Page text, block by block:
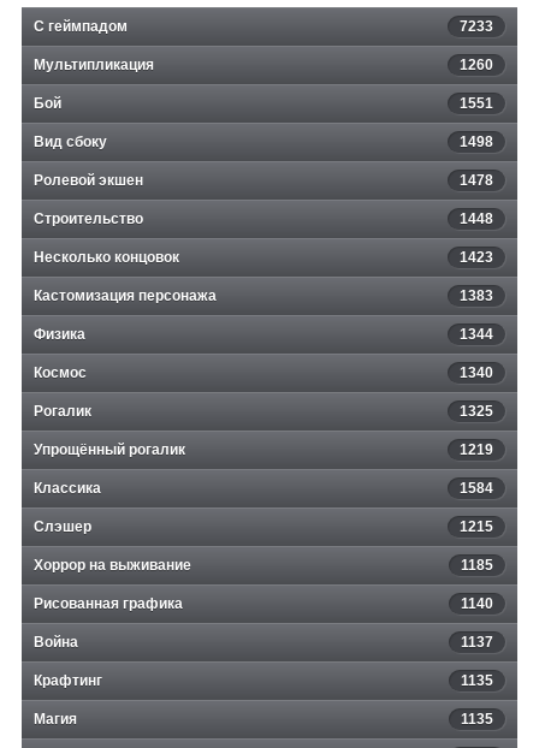
С геймпадом 7233
Мультипликация 1260
Бой 1551
Вид сбоку 1498
Ролевой экшен 1478
Строительство 1448
Несколько концовок 1423
Кастомизация персонажа 1383
Физика 1344
Космос 1340
Рогалик 1325
Упрощённый рогалик 1219
Классика 1584
Слэшер 1215
Хоррор на выживание 1185
Рисованная графика 1140
Война 1137
Крафтинг 1135
Магия 1135